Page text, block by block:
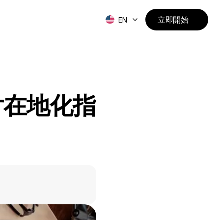
EN 立即開始
地化指